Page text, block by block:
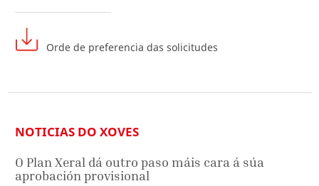
Orde de preferencia das solicitudes
NOTICIAS DO XOVES
O Plan Xeral dá outro paso máis cara á súa
aprobación provisional